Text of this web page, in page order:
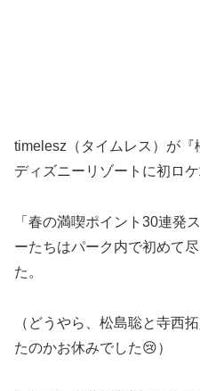
timelesz（タイムレス）が
ディズニーリゾートに初ロケ
「春の満喫ポイント30連発
ーたちはパーク内で初めて
た。
（どうやら、松島聡と寺西
たのかお休みでした😢）